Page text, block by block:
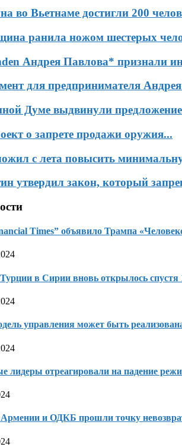
во Вьетнаме достигли 200
ранила ножом шестерых
Андрея Павлова* признали
для предпринимателя
Думе выдвинули
о запрете продажи оружия...
с лета повысить
утвердил закон, который
Times” объявило Трампа
в Сирии вновь открылось спустя
управления может быть
лидеры отреагировали на падение
и ОДКБ прошли точку